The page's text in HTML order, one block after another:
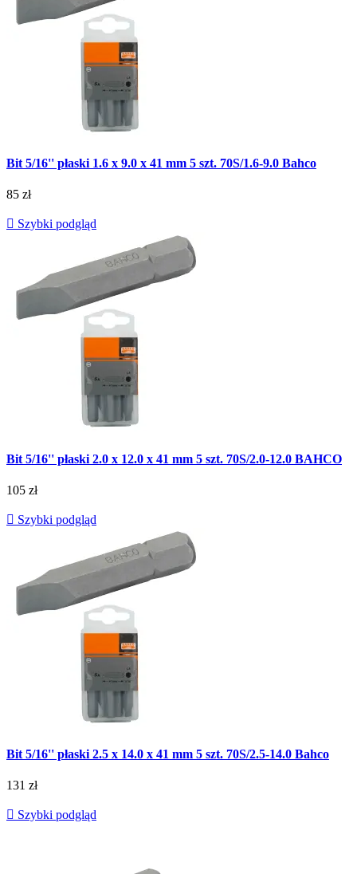
Bit 5/16'' płaski 1.6 x 9.0 x 41 mm 5 szt. 70S/1.6-9.0 Bahco
85 zł
 Szybki podgląd
Bit 5/16'' płaski 2.0 x 12.0 x 41 mm 5 szt. 70S/2.0-12.0 BAHCO
105 zł
 Szybki podgląd
Bit 5/16'' płaski 2.5 x 14.0 x 41 mm 5 szt. 70S/2.5-14.0 Bahco
131 zł
 Szybki podgląd